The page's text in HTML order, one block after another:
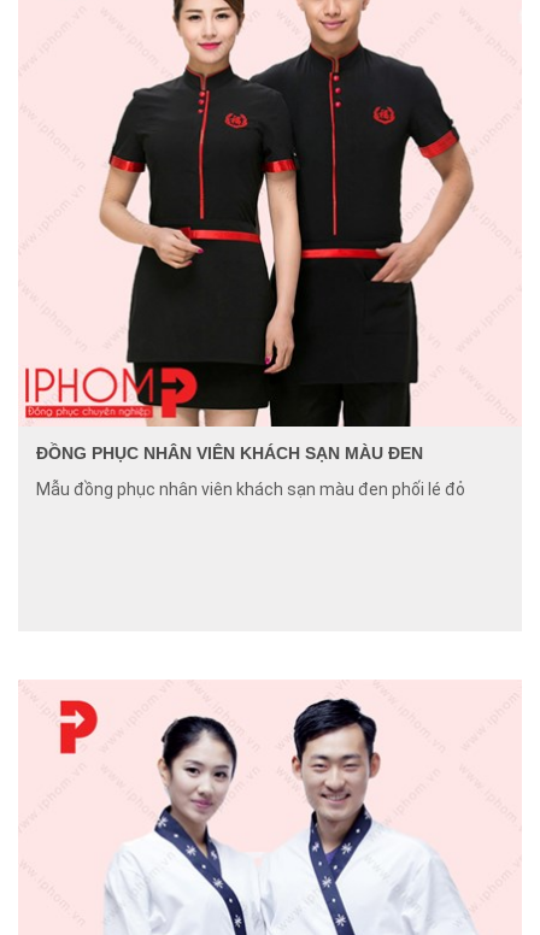
ĐỒNG PHỤC NHÂN VIÊN KHÁCH SẠN MÀU ĐEN
Mẫu đồng phục nhân viên khách sạn màu đen phối lé đỏ